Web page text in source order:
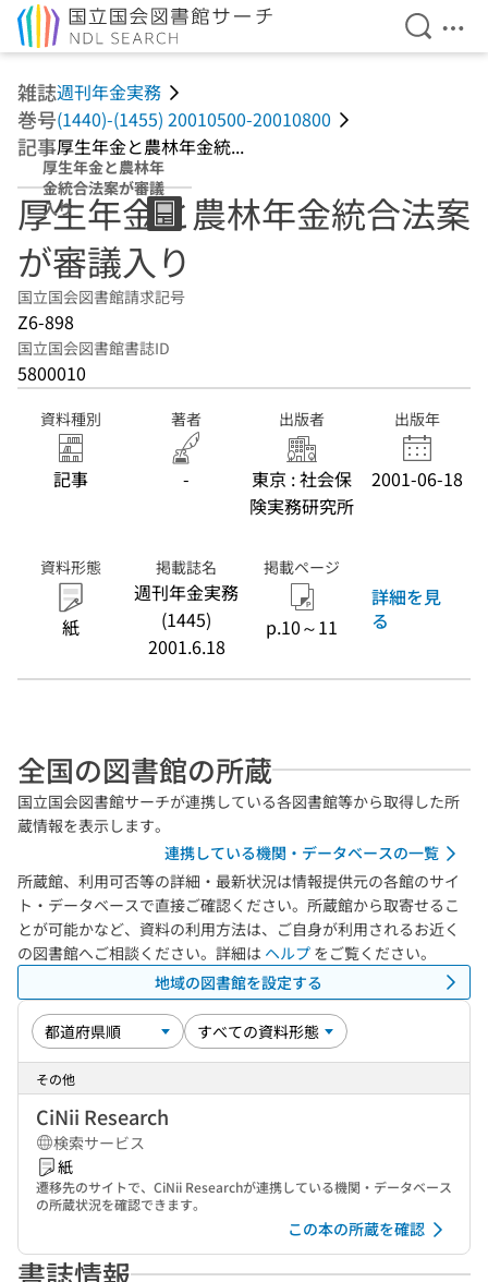
検索を
メ
雑誌週刊年金実務
巻号(1440)-(1455) 20010500-20010800
記事厚生年金と農林年金統...
厚生年金と農林年
金統合法案が審議
入り
厚生年金と農林年金統合法案
が審議入り
国立国会図書館請求記号
Z6-898
国立国会図書館書誌ID
5800010
資料種別
記事
著者
-
出版者
東京 : 社会保
険実務研究所
出版年
2001-06-18
資料形態
紙
掲載誌名
週刊年金実務
(1445)
2001.6.18
掲載ページ
p.10～11
詳細を見
る
全国の図書館の所蔵
国立国会図書館サーチが連携している各図書館等から取得した所
蔵情報を表示します。
連携している機関・データベースの一覧
所蔵館、利用可否等の詳細・最新状況は情報提供元の各館のサイ
ト・データベースで直接ご確認ください。所蔵館から取寄せるこ
とが可能かなど、資料の利用方法は、ご自身が利用されるお近く
の図書館へご相談ください。詳細は ヘルプ をご覧ください。
地域の図書館を設定する
その他
CiNii Research
検索サービス
紙
遷移先のサイトで、CiNii Researchが連携している機関・データベース
の所蔵状況を確認できます。
この本の所蔵を確認
書誌情報